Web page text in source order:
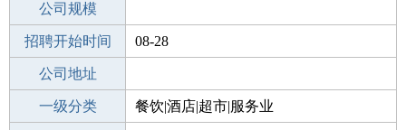
工作地点
公司规模
公司电话
招聘开始时间 08-28
招聘结束时间
公司地址
一级分类 餐饮|酒店|超市|服务业